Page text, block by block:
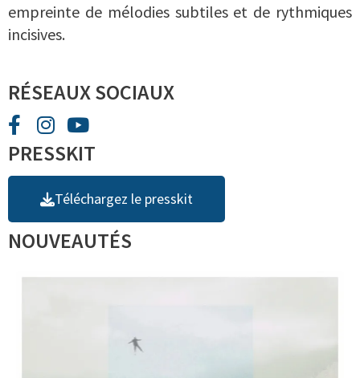
empreinte de mélodies subtiles et de rythmiques
incisives.
RÉSEAUX SOCIAUX
PRESSKIT
Téléchargez le presskit
NOUVEAUTÉS